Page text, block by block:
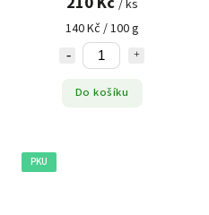
/ ks
140 Kč / 100 g
Do košíku
PKU